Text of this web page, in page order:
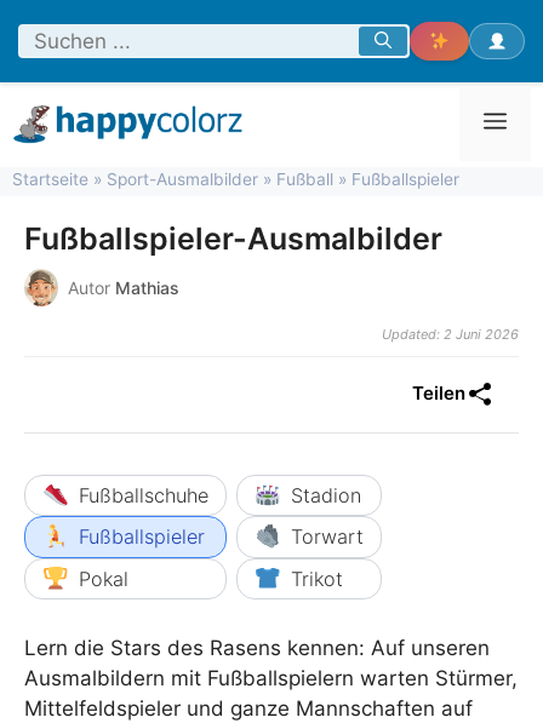
Inhalt
Startseite » Sport-Ausmalbilder » Fußball » Fußballspieler
Fußballspieler-Ausmalbilder
Autor Mathias
Updated: 2 Juni 2026
Teilen
Fußballschuhe
Fußballspieler
Pokal
Stadion
Torwart
Trikot
Lern die Stars des Rasens kennen: Auf unseren
Ausmalbildern mit Fußballspielern warten Stürmer,
Mittelfeldspieler und ganze Mannschaften auf